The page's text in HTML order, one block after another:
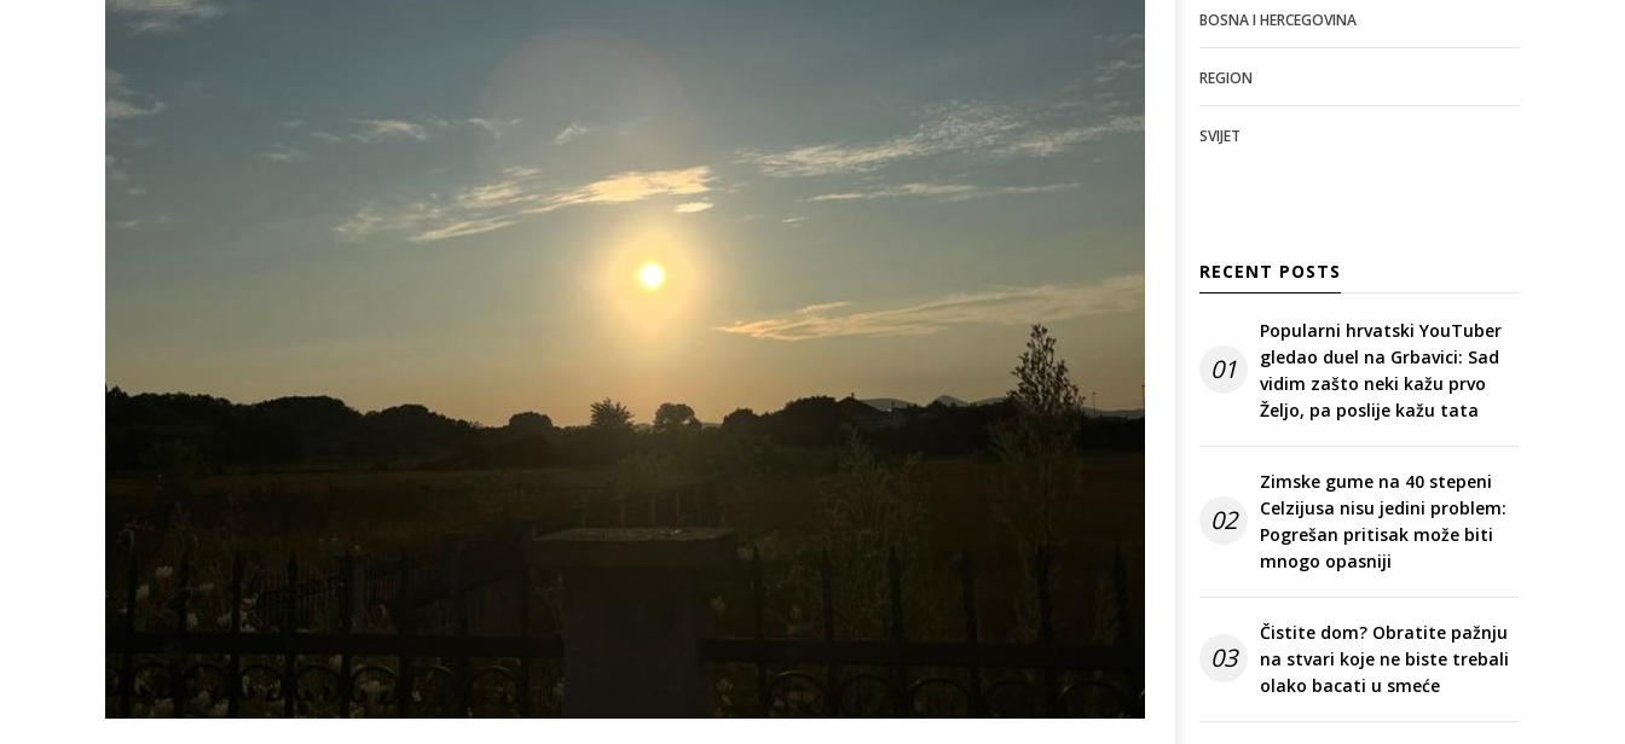
BOSNA I HERCEGOVINA
REGION
SVIJET
RECENT POSTS
01
Popularni hrvatski YouTuber
gledao duel na Grbavici: Sad
vidim zašto neki kažu prvo
Željo, pa poslije kažu tata
02
Zimske gume na 40 stepeni
Celzijusa nisu jedini problem:
Pogrešan pritisak može biti
mnogo opasniji
03
Čistite dom? Obratite pažnju
na stvari koje ne biste trebali
olako bacati u smeće